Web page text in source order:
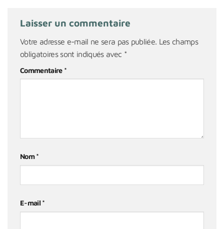
Laisser un commentaire
Votre adresse e-mail ne sera pas publiée. Les champs
obligatoires sont indiqués avec *
Commentaire *
Nom*
E-mail *